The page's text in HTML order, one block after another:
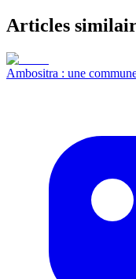
Articles
Ambositra : une